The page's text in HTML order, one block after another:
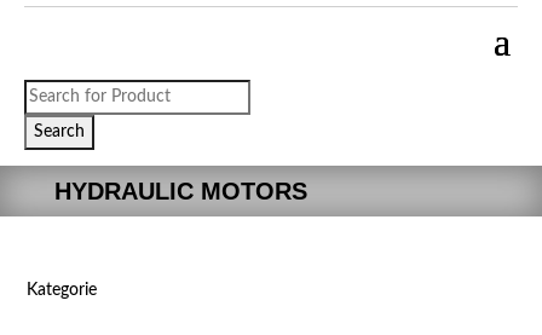
Products
search
Search
HYDRAULIC MOTORS
Kategorie